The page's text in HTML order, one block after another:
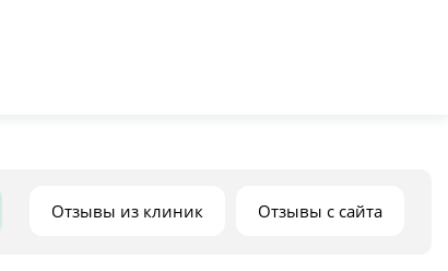
Отзывы с сайта
Отзывы из клиник